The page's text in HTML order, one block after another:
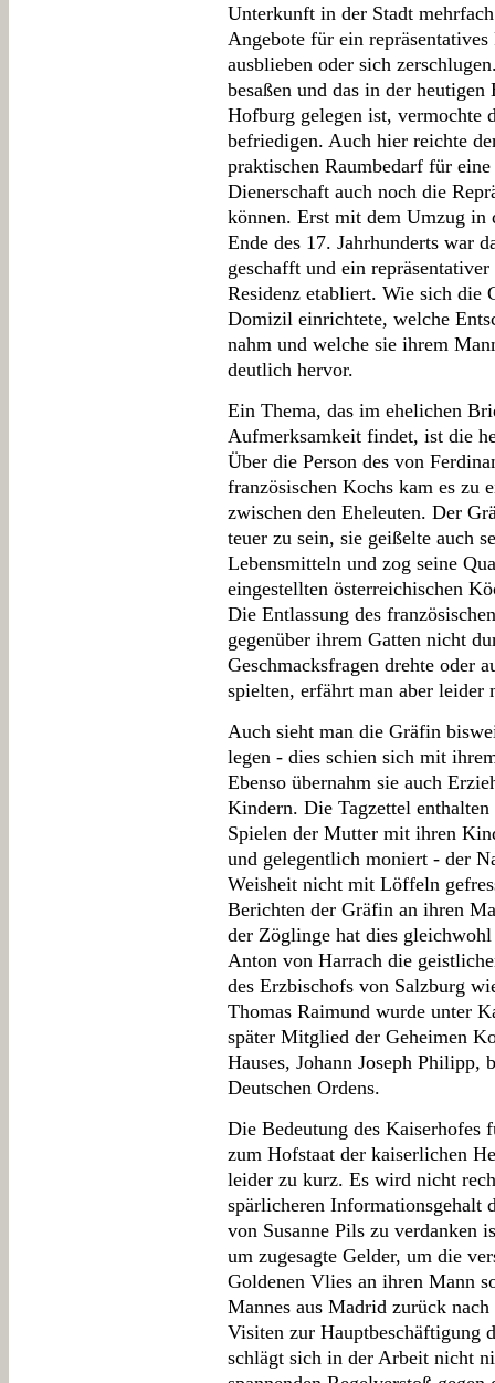
Unterkunft in der Stadt
Angebote für ein
ausblieben oder sich
besaßen und das in der
Hofburg gelegen ist, vermochte
befriedigen. Auch hier reichte
praktischen Raumbedarf für
Dienerschaft auch noch die
können. Erst mit dem Umzug in
Ende des 17. Jahrhunderts war
geschafft und ein
Residenz etabliert. Wie sich
Domizil einrichtete, welche
nahm und welche sie ihrem
deutlich hervor.
Ein Thema, das im ehelichen
Aufmerksamkeit findet, ist die
Über die Person des von
französischen Kochs kam es zu
zwischen den Eheleuten. Der
teuer zu sein, sie geißelte auch
Lebensmitteln und zog seine
eingestellten österreichischen
Die Entlassung des
gegenüber ihrem Gatten nicht
Geschmacksfragen drehte oder
spielten, erfährt man aber leider
Auch sieht man die Gräfin
legen - dies schien sich mit
Ebenso übernahm sie auch
Kindern. Die Tagzettel
Spielen der Mutter mit ihren
und gelegentlich moniert - der
Weisheit nicht mit Löffeln
Berichten der Gräfin an ihren
der Zöglinge hat dies
Anton von Harrach die
des Erzbischofs von Salzburg
Thomas Raimund wurde unter
später Mitglied der Geheimen
Hauses, Johann Joseph Philipp,
Deutschen Ordens.
Die Bedeutung des Kaiserhofes
zum Hofstaat der kaiserlichen
leider zu kurz. Es wird nicht
spärlicheren Informationsgehalt
von Susanne Pils zu verdanken
um zugesagte Gelder, um die
Goldenen Vlies an ihren Mann
Mannes aus Madrid zurück
Visiten zur Hauptbeschäftigung
schlägt sich in der Arbeit nicht